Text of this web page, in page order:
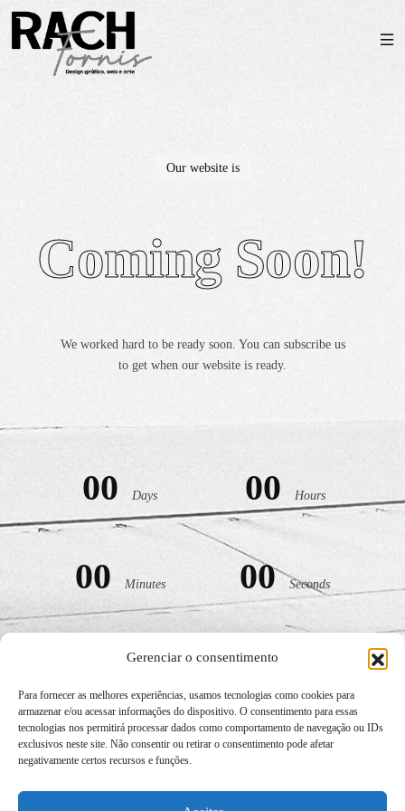
Gerenciar o consentimento
Para fornecer as melhores experiências, usamos tecnologias como cookies para
armazenar e/ou acessar informações do dispositivo. O consentimento para essas
tecnologias nos permitirá processar dados como comportamento de navegação ou IDs
exclusivos neste site. Não consentir ou retirar o consentimento pode afetar
negativamente certos recursos e funções.
Our website is
Coming Soon!
We worked hard to be ready soon. You can subscribe us
to get when our website is ready.
00 Days 00 Hours
00 Minutes 00 Seconds